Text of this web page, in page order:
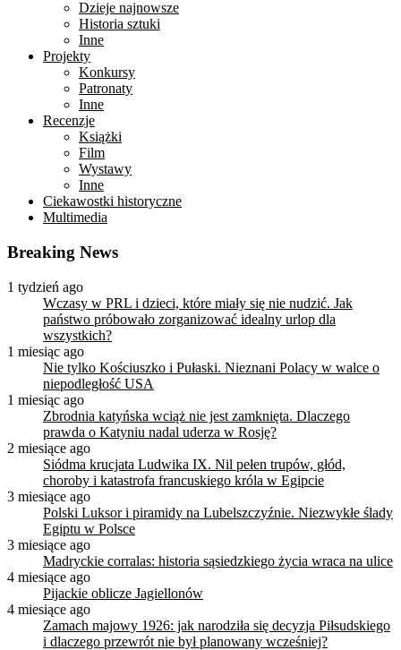
Dzieje najnowsze
Historia sztuki
Inne
Projekty
Konkursy
Patronaty
Inne
Recenzje
Książki
Film
Wystawy
Inne
Ciekawostki historyczne
Multimedia
Breaking News
1 tydzień ago
Wczasy w PRL i dzieci, które miały się nie nudzić. Jak
państwo próbowało zorganizować idealny urlop dla
wszystkich?
1 miesiąc ago
Nie tylko Kościuszko i Pułaski. Nieznani Polacy w walce o
niepodległość USA
1 miesiąc ago
Zbrodnia katyńska wciąż nie jest zamknięta. Dlaczego
prawda o Katyniu nadal uderza w Rosję?
2 miesiące ago
Siódma krucjata Ludwika IX. Nil pełen trupów, głód,
choroby i katastrofa francuskiego króla w Egipcie
3 miesiące ago
Polski Luksor i piramidy na Lubelszczyźnie. Niezwykłe ślady
Egiptu w Polsce
3 miesiące ago
Madryckie corralas: historia sąsiedzkiego życia wraca na ulice
4 miesiące ago
Pijackie oblicze Jagiellonów
4 miesiące ago
Zamach majowy 1926: jak narodziła się decyzja Piłsudskiego
i dlaczego przewrót nie był planowany wcześniej?